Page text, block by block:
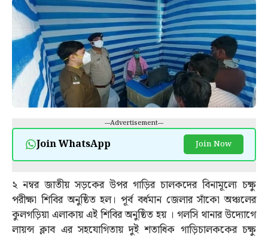
---Advertisement---
Join WhatsApp Join Now
২ নম্বর জাতীয় সড়কের উপর গাড়ির চালকদের বিনামূল্যে চক্ষু
পরীক্ষা শিবির অনুষ্ঠিত হল। পূর্ব বর্ধমান জেলার সাঁকো অঞ্চলের
কুলগড়িয়া এলাকায় এই শিবির অনুষ্ঠিত হয় । গলসি থানার উদ্যোগে
লায়ন্স ক্লাব এর সহযোগিতায় দুই শতাধিক গাড়িচালককের চক্ষু